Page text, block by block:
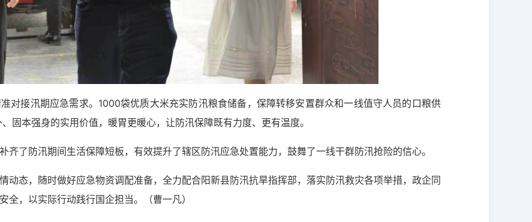
对接汛期应急需求。1000袋优质大米充实防汛粮食储备，保障转移安置群众和一线值守人员的口粮供
固本强身的实用价值，暖胃更暖心，让防汛保障既有力度、更有温度。
齐了防汛期间生活保障短板，有效提升了辖区防汛应急处置能力，鼓舞了一线干群防汛抢险的信心。
动态，随时做好应急物资调配准备，全力配合阳新县防汛抗旱指挥部，落实防汛救灾各项举措，政企同
全，以实际行动践行国企担当。（曹一凡）